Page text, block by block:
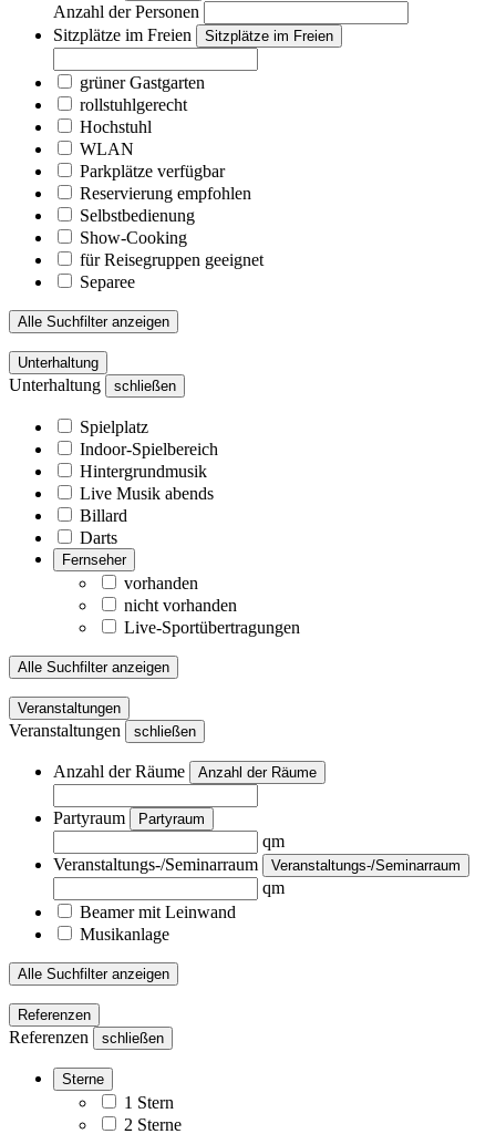
Anzahl der Personen
Sitzplätze im Freien
Sitzplätze im Freien
grüner Gastgarten
rollstuhlgerecht
Hochstuhl
WLAN
Parkplätze verfügbar
Reservierung empfohlen
Selbstbedienung
Show-Cooking
für Reisegruppen geeignet
Separee
Alle Suchfilter anzeigen
Unterhaltung
Unterhaltung schließen
Spielplatz
Indoor-Spielbereich
Hintergrundmusik
Live Musik abends
Billard
Darts
Fernseher
vorhanden
nicht vorhanden
Live-Sportübertragungen
Alle Suchfilter anzeigen
Veranstaltungen
Veranstaltungen schließen
Anzahl der Räume Anzahl der Räume
Partyraum Partyraum
qm
Veranstaltungs-/Seminarraum
Veranstaltungs-/Seminarraum
qm
Beamer mit Leinwand
Musikanlage
Alle Suchfilter anzeigen
Referenzen
Referenzen schließen
Sterne
1 Stern
2 Sterne